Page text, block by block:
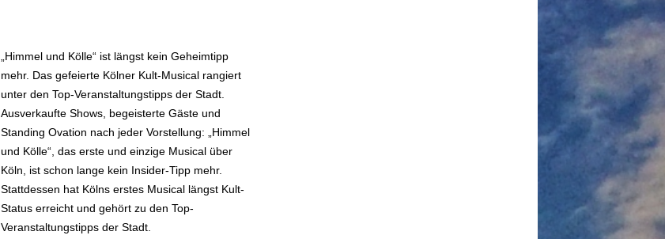
„Himmel und Kölle“ ist längst kein Geheimtipp
mehr. Das gefeierte Kölner Kult-Musical rangiert
unter den Top-Veranstaltungstipps der Stadt.
Ausverkaufte Shows, begeisterte Gäste und
Standing Ovation nach jeder Vorstellung: „Himmel
und Kölle“, das erste und einzige Musical über
Köln, ist schon lange kein Insider-Tipp mehr.
Stattdessen hat Kölns erstes Musical längst Kult-
Status erreicht und gehört zu den Top-
Veranstaltungstipps der Stadt.